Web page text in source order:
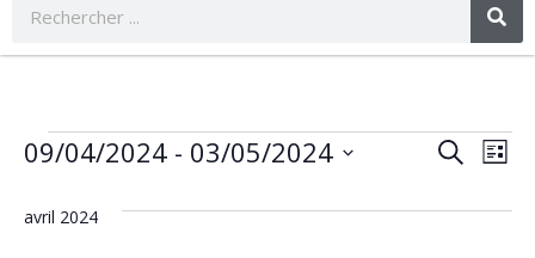
et
Recherche
Liste
09/04/2024 - 03/05/2024
date.
avril 2024